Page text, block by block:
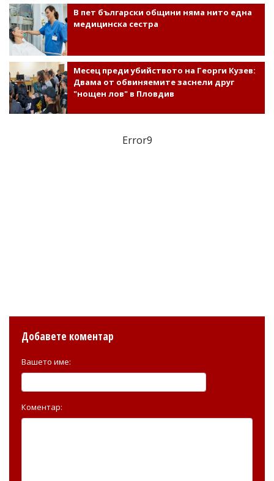
В пет български общини няма нито една
медицинска сестра
Месец преди убийството на Георги Кузев:
Двама от обвиняемите заснели друг
"нощен лов" в Пловдив
Error9
Добавете коментар
Вашето име:
Коментар: